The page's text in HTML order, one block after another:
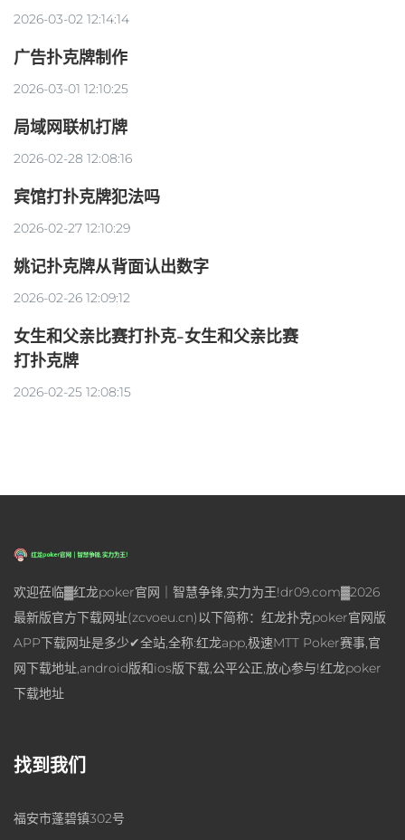
2026-03-02 12:14:14
广告扑克牌制作
2026-03-01 12:10:25
局域网联机打牌
2026-02-28 12:08:16
宾馆打扑克牌犯法吗
2026-02-27 12:10:29
姚记扑克牌从背面认出数字
2026-02-26 12:09:12
女生和父亲比赛打扑克-女生和父亲比赛
打扑克牌
2026-02-25 12:08:15
欢迎莅临▓红龙poker官网｜智慧争锋,实力为王!dr09.com▓2026
最新版官方下载网址(zcvoeu.cn)以下简称：红龙扑克poker官网版
APP下载网址是多少✔全站,全称:红龙app,极速MTT Poker赛事,官
网下载地址,android版和ios版下载,公平公正,放心参与!红龙poker
下载地址
找到我们
福安市蓬碧镇302号